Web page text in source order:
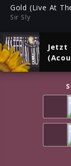
Gold (Live At
Sir Sly
Jetzt